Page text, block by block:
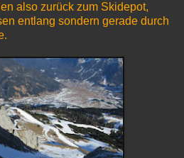
also zurück zum Skidepot,
entlang sondern gerade durch